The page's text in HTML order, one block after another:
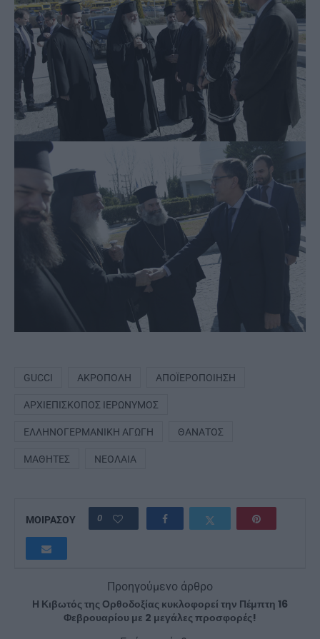
GUCCI ΑΚΡΌΠΟΛΗ ΑΠΟΪΕΡΟΠΟΊΗΣΗ
ΑΡΧΙΕΠΊΣΚΟΠΟΣ ΙΕΡΏΝΥΜΟΣ
ΕΛΛΗΝΟΓΕΡΜΑΝΙΚΉ ΑΓΩΓΉ ΘΆΝΑΤΟΣ
ΜΑΘΗΤΈΣ ΝΕΟΛΑΊΑ
ΜΟΙΡΑΣΟΥ 0
Προηγούμενο άρθρο
Η Κιβωτός της Ορθοδοξίας κυκλοφορεί την Πέμπτη 16
Φεβρουαρίου με 2 μεγάλες προσφορές!